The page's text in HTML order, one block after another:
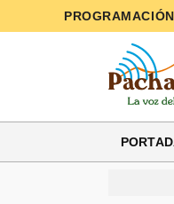
PROGRAMACIÓN